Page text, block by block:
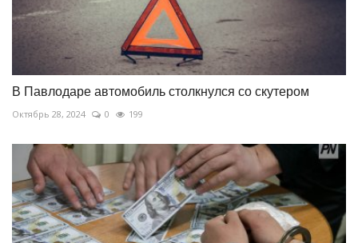
В Павлодаре автомобиль столкнулся со скутером
Октябрь 28, 2024 0 199